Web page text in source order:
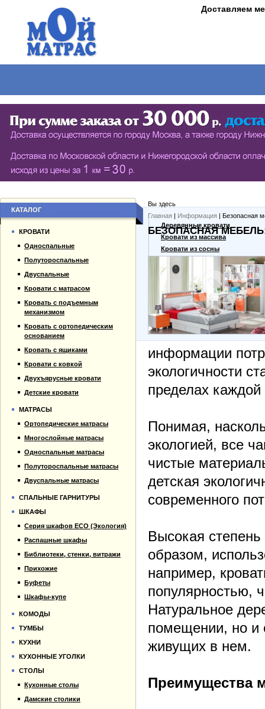
Доставляем
СЕРИЯ ШКАФОВ ECO (ЭКОЛОГИЯ)
РАСПАШНЫЕ ШКАФЫ
БИБЛИОТЕКИ, СТЕНКИ, ВИТРАЖИ
БУФЕТЫ
Вы здесь
Главная | Информация | Безопасная
БЕЗОПАСНАЯ
информации
экологичности
пределах
Понимая,
экологией, все
чистые
детская
современного
Высокая степень
образом,
например,
популярностью,
Натуральное
помещении, но и
живущих в нем.
Преимущества
КАТАЛОГ
КРОВАТИ
Односпальные
Полутороспальные
Двуспальные
Кровати с матрасом
Кровать с подъемным
механизмом
Кровать с ортопедическим
основанием
Кровать с ящиками
Кровати с ковкой
Двухъярусные кровати
Детские кровати
МАТРАСЫ
Ортопедические матрасы
Многослойные матрасы
Односпальные матрасы
Полутороспальные матрасы
Двуспальные матрасы
СПАЛЬНЫЕ ГАРНИТУРЫ
ШКАФЫ
Серия шкафов ECO (Экология)
Распашные шкафы
Библиотеки, стенки, витражи
Прихожие
Буфеты
Шкафы-купе
КОМОДЫ
ТУМБЫ
КУХНИ
КУХОННЫЕ УГОЛКИ
СТОЛЫ
Кухонные столы
Дамские столики
Гарантии
Оплата и доставка
Прайс-лист
Контакты
Деревянные кровати
Кровати из массива
Кровати из сосны
Кровати для дачи
Кровать тахта